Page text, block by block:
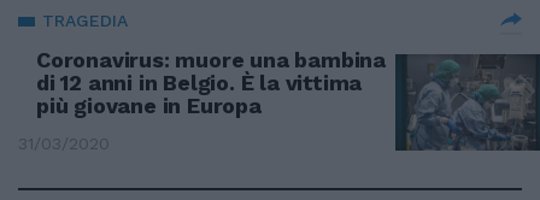
TRAGEDIA
Coronavirus: muore una bambina
di 12 anni in Belgio. È la vittima
più giovane in Europa
31/03/2020